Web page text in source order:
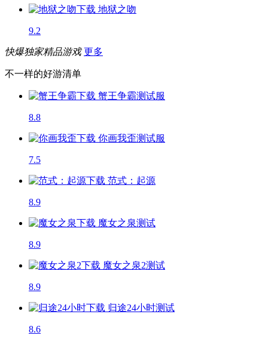
地狱之吻
9.2
快爆独家精品游戏 更多
不一样的好游清单
蟹王争霸测试服
8.8
你画我歪测试服
7.5
范式：起源
8.9
魔女之泉测试
8.9
魔女之泉2测试
8.9
归途24小时测试
8.6